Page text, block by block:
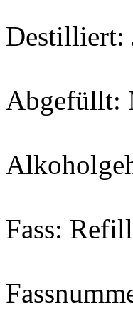
Destilliert:
Abgefüllt:
Fass: